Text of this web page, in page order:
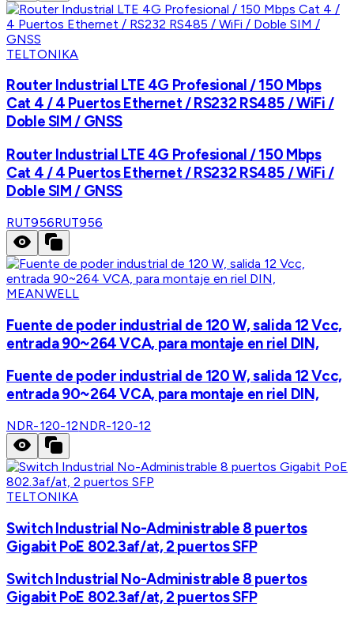
TELTONIKA
Router Industrial LTE 4G Profesional / 150 Mbps
Cat 4 / 4 Puertos Ethernet / RS232 RS485 / WiFi /
Doble SIM / GNSS
Router Industrial LTE 4G Profesional / 150 Mbps
Cat 4 / 4 Puertos Ethernet / RS232 RS485 / WiFi /
Doble SIM / GNSS
RUT956RUT956
MEANWELL
Fuente de poder industrial de 120 W, salida 12 Vcc,
entrada 90~264 VCA, para montaje en riel DIN,
Fuente de poder industrial de 120 W, salida 12 Vcc,
entrada 90~264 VCA, para montaje en riel DIN,
NDR-120-12NDR-120-12
TELTONIKA
Switch Industrial No-Administrable 8 puertos
Gigabit PoE 802.3af/at, 2 puertos SFP
Switch Industrial No-Administrable 8 puertos
Gigabit PoE 802.3af/at, 2 puertos SFP